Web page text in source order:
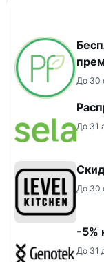
До 30
До 31
До 30
-5%
До 31